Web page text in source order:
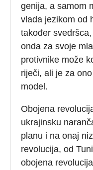
genija, a samom
vlada jezikom od
također
onda za svoje
protivnike može
riječi, ali je za
model.
Obojena
ukrajinsku
planu i na onaj
revolucija, od
obojena